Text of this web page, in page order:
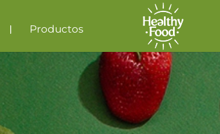
Productos